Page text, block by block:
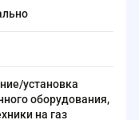
оборудования,
на газ